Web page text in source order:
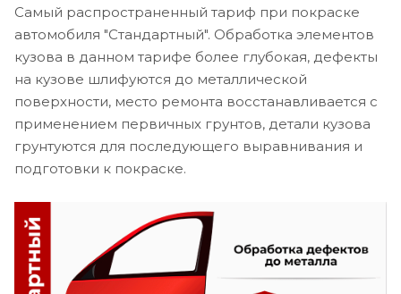
Самый распространенный тариф при покраске
автомобиля "Стандартный". Обработка элементов
кузова в данном тарифе более глубокая, дефекты
на кузове шлифуются до металлической
поверхности, место ремонта восстанавливается с
применением первичных грунтов, детали кузова
грунтуются для последующего выравнивания и
подготовки к покраске.